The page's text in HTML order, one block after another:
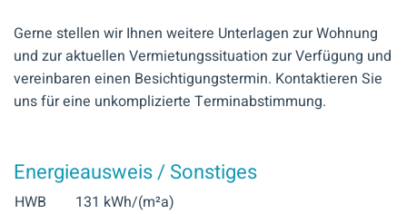
Gerne stellen wir Ihnen weitere Unterlagen zur Wohnung
und zur aktuellen Vermietungssituation zur Verfügung und
vereinbaren einen Besichtigungstermin. Kontaktieren Sie
uns für eine unkomplizierte Terminabstimmung.
Energieausweis / Sonstiges
HWB
131 kWh/(m²a)